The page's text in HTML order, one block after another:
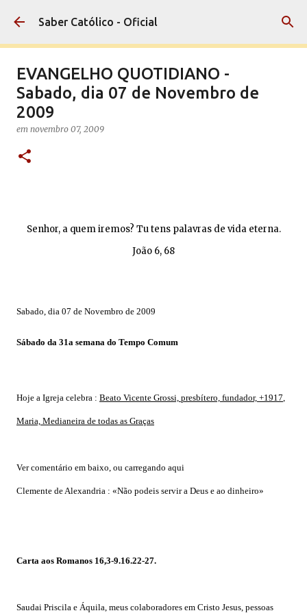
Pular para o conteúdo principal
Saber Católico - Oficial
EVANGELHO QUOTIDIANO -
Sabado, dia 07 de Novembro de
2009
em novembro 07, 2009
Senhor, a quem iremos? Tu tens palavras de vida eterna.
João 6, 68
Sabado, dia 07 de Novembro de 2009
Sábado da 31a semana do Tempo Comum
Hoje a Igreja celebra : Beato Vicente Grossi, presbítero, fundador, +1917
Maria, Medianeira de todas as Graças
Ver comentário em baixo, ou carregando aqui
Clemente de Alexandria : «Não podeis servir a Deus e ao dinheiro»
Carta aos Romanos 16,3-9.16.22-27.
Saudai Priscila e Áquila, meus colaboradores em Cristo Jesus, pessoas